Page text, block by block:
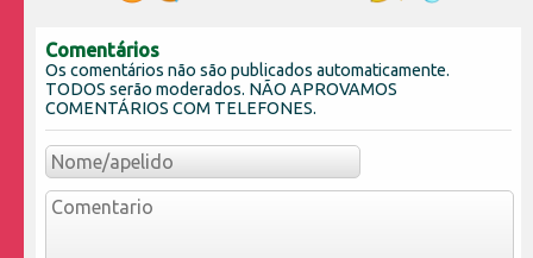
Comentários
Os comentários não são publicados automaticamente.
TODOS serão moderados. NÃO APROVAMOS
COMENTÁRIOS COM TELEFONES.